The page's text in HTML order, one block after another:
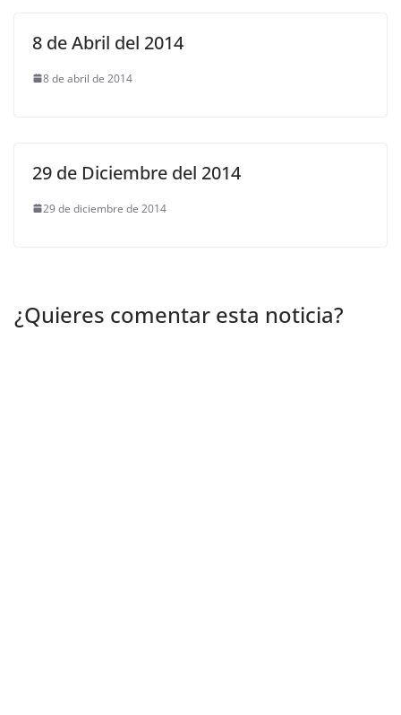
8 de Abril del 2014
8 de abril de 2014
29 de Diciembre del 2014
29 de diciembre de 2014
¿Quieres comentar esta noticia?